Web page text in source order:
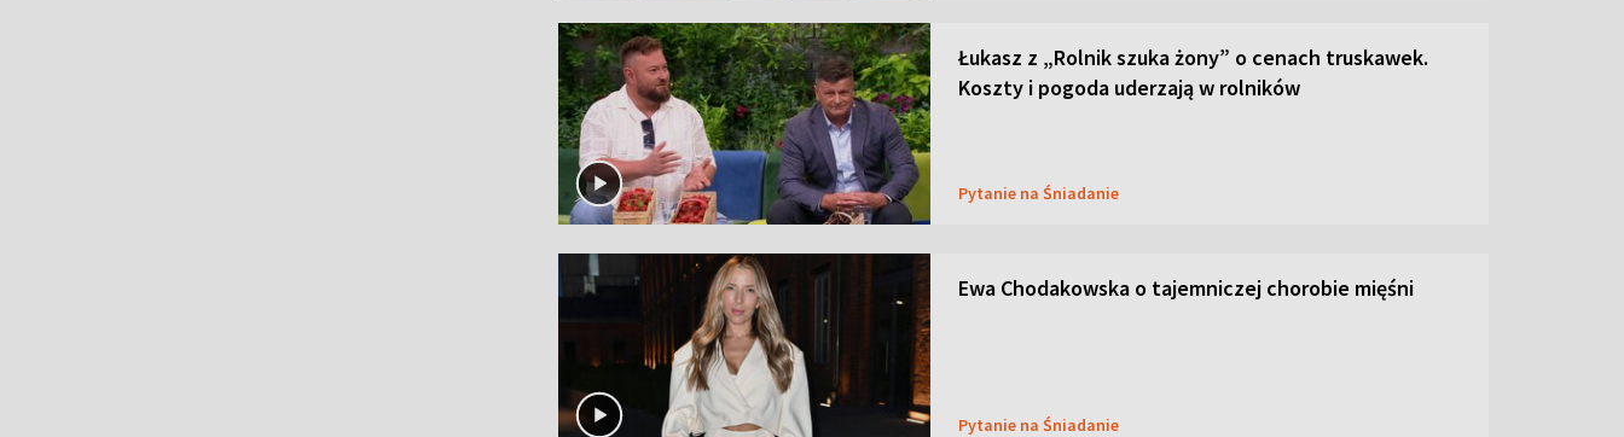
Łukasz z „Rolnik szuka żony” o cenach truskawek.
Koszty i pogoda uderzają w rolników
Pytanie na Śniadanie
Ewa Chodakowska o tajemniczej chorobie mięśni
Pytanie na Śniadanie